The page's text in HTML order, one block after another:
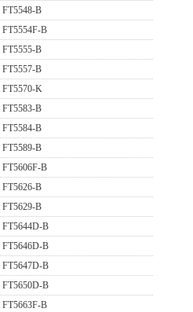
FT5548-B
FT5554F-B
FT5555-B
FT5557-B
FT5570-K
FT5583-B
FT5584-B
FT5589-B
FT5606F-B
FT5626-B
FT5629-B
FT5644D-B
FT5646D-B
FT5647D-B
FT5650D-B
FT5663F-B